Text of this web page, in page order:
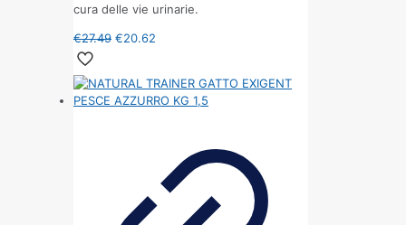
cura delle vie urinarie.
€27.49 €20.62